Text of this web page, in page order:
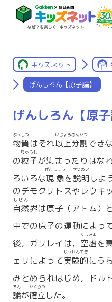
キッズネット
げんしろん【原子論】
げんしろん【原子
物質
ぶっしつ
はそれ以上分割
いじょうぶんかつ
でき
の粒子
りゅうし
が集まったりはな
ろいろな現象
げんしょう
を説明
せつめい
しよ
のデモクリトスやレウキ
自然
しぜん
界は原子（アトム）と
中での原子の運動によっ
後，ガリレイは， 空虚
くうきょ
を
ェリによって実験的
じっけんてき
にう
みとめられはじめ，ドル
論
ろん
が確立
かくりつ
した。